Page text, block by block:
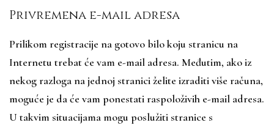
Privremena e-mail adresa
Prilikom registracije na gotovo bilo koju stranicu na
Internetu trebat će vam e-mail adresa. Međutim, ako iz
nekog razloga na jednoj stranici želite izraditi više računa,
moguće je da će vam ponestati raspoloživih e-mail adresa.
U takvim situacijama mogu poslužiti stranice s